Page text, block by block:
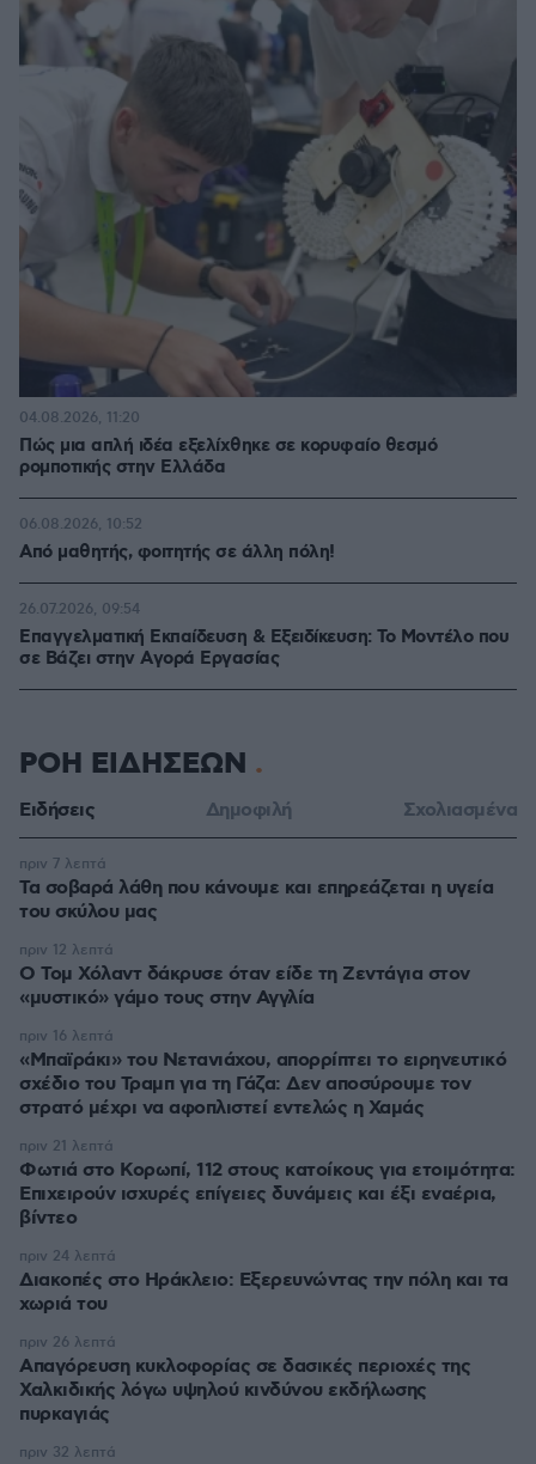
Πώς μια απλή ιδέα εξελίχθηκε σε κορυφαίο θεσμό
ρομποτικής στην Ελλάδα
04.08.2026, 11:20
Από μαθητής, φοιτητής σε άλλη πόλη!
06.08.2026, 10:52
Επαγγελματική Εκπαίδευση & Εξειδίκευση: Το Mοντέλο που
σε Bάζει στην Aγορά Eργασίας
26.07.2026, 09:54
ΡΟΗ ΕΙΔΗΣΕΩΝ
Ειδήσεις Δημοφιλή Σχολιασμένα
Τα σοβαρά λάθη που κάνουμε και επηρεάζεται η υγεία
του σκύλου μας
πριν 7 λεπτά
Ο Τομ Χόλαντ δάκρυσε όταν είδε τη Ζεντάγια στον
«μυστικό» γάμο τους στην Αγγλία
πριν 12 λεπτά
«Μπαϊράκι» του Νετανιάχου, απορρίπτει το ειρηνευτικό
σχέδιο του Τραμπ για τη Γάζα: Δεν αποσύρουμε τον
στρατό μέχρι να αφοπλιστεί εντελώς η Χαμάς
πριν 16 λεπτά
Φωτιά στο Κορωπί, 112 στους κατοίκους για ετοιμότητα:
Επιχειρούν ισχυρές επίγειες δυνάμεις και έξι εναέρια,
βίντεο
πριν 21 λεπτά
Διακοπές στο Ηράκλειο: Εξερευνώντας την πόλη και τα
χωριά του
πριν 24 λεπτά
Απαγόρευση κυκλοφορίας σε δασικές περιοχές της
Χαλκιδικής λόγω υψηλού κινδύνου εκδήλωσης
πυρκαγιάς
πριν 26 λεπτά
πριν 32 λεπτά